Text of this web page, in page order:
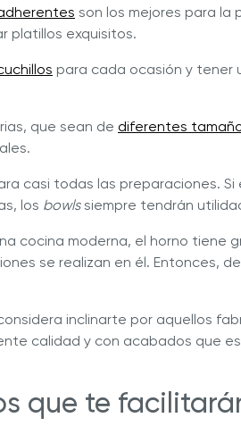
son los mejores para la
platillos exquisitos.
para cada ocasión y tener
que sean de diferentes
casi todas las preparaciones.
los bowlssiempre tendrán
cocina moderna, el horno tiene
se realizan en él. Entonces,
inclinarte por aquellos
calidad y con acabados que
que te